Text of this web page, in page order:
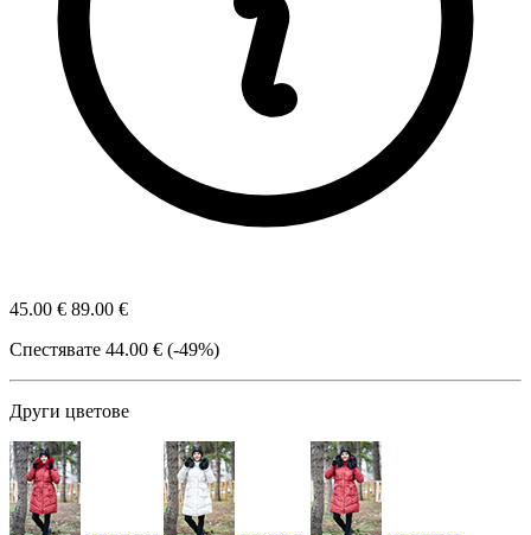
45.00 € 89.00 €
Спестявате 44.00 € (-49%)
Други цветове